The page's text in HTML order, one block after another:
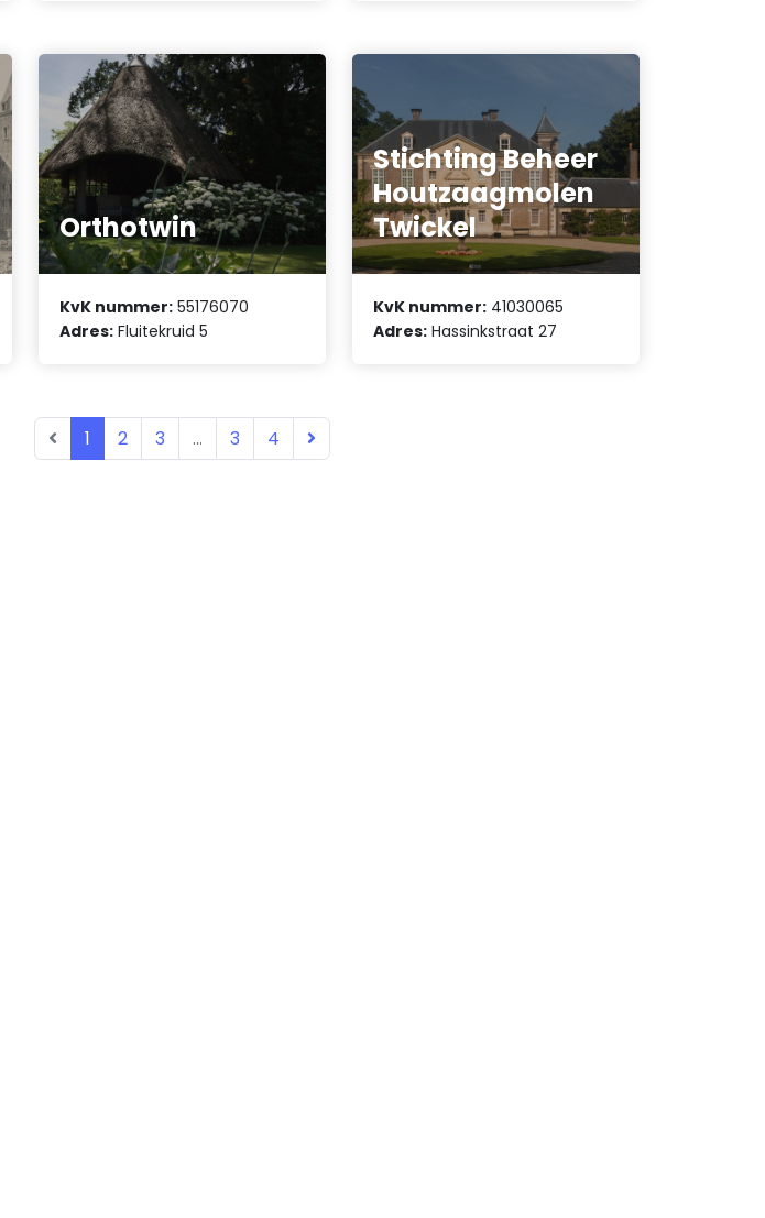
Orthotwin
KvK nummer: 55176070
Adres: Fluitekruid 5
Stichting Beheer
Houtzaagmolen
Twickel
KvK nummer: 41030065
Adres: Hassinkstraat 27
1 2 3 ... 3 4